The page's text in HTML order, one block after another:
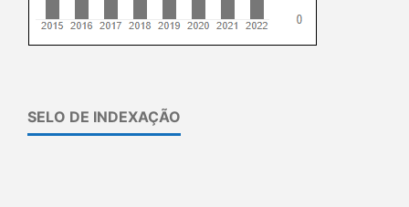
SELO DE INDEXAÇÃO